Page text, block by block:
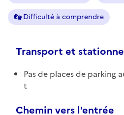
Difficulté à comprendre
Transport et
Pas de places de parking
t
Chemin vers l'entrée